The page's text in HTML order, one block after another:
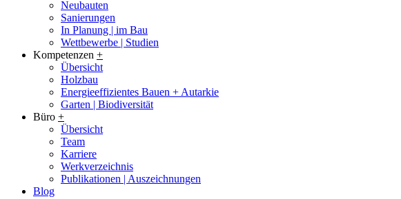
Neubauten
Sanierungen
In Planung | im Bau
Wettbewerbe | Studien
Kompetenzen +
Übersicht
Holzbau
Energieeffizientes Bauen + Autarkie
Garten | Biodiversität
Büro +
Übersicht
Team
Karriere
Werkverzeichnis
Publikationen | Auszeichnungen
Blog